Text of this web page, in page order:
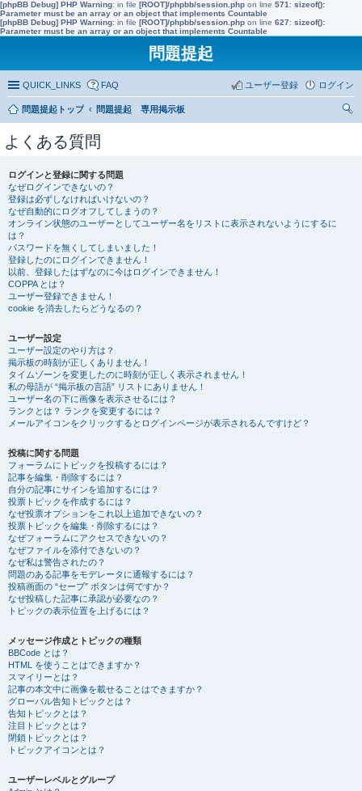
[phpBB Debug] PHP Warning: in file [ROOT]/phpbb/session.php on line 571 : sizeof():
Parameter must be an array or an object that implements Countable
[phpBB Debug] PHP Warning: in file [ROOT]/phpbb/session.php on line 627: sizeof():
Parameter must be an array or an object that implements Countable
問題提起
QUICK_LINKS FAQ ログイン
ユーザー登録
問題提起トップ
問題提起 専用掲示板
よくある質問
ログインと登録に関する問題
なぜログインできないの？
登録は必ずしなければいけないの？
なぜ自動的にログオフしてしまうの？
オンライン状態のユーザーとしてユーザー名をリストに表示されないようにするに
は？
パスワードを無くしてしまいました！
登録したのにログインできません！
以前、登録したはずなのに今はログインできません！
COPPA とは？
ユーザー登録できません！
cookie を消去したらどうなるの？
ユーザー設定
ユーザー設定のやり方は？
掲示板の時刻が正しくありません！
タイムゾーンを変更したのに時刻が正しく表示されません！
私の母語が “掲示板の言語” リストにありません！
ユーザー名の下に画像を表示させるには？
ランクとは？ ランクを変更するには？
メールアイコンをクリックするとログインページが表示されるんですけど？
投稿に関する問題
フォーラムにトピックを投稿するには？
記事を編集・削除するには？
自分の記事にサインを追加するには？
投票トピックを作成するには？
なぜ投票オプションをこれ以上追加できないの？
投票トピックを編集・削除するには？
なぜフォーラムにアクセスできないの？
なぜファイルを添付できないの？
なぜ私は警告されたの？
問題のある記事をモデレータに通報するには？
投稿画面の “セーブ” ボタンは何ですか？
なぜ投稿した記事に承認が必要なの？
トピックの表示位置を上げるには？
メッセージ作成とトピックの種類
BBCode とは？
HTML を使うことはできますか？
スマイリーとは？
記事の本文中に画像を載せることはできますか？
グローバル告知トピックとは？
告知トピックとは？
注目トピックとは？
閉鎖トピックとは？
トピックアイコンとは？
ユーザーレベルとグループ